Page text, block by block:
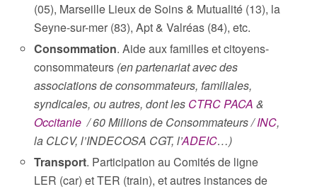
(05), Marseille Lieux de Soins & Mutualité (13), la
Seyne-sur-mer (83), Apt & Valréas (84), etc.
Consommation. Aide aux familles et citoyens-
consommateurs (en partenariat avec des
associations de consommateurs, familiales,
syndicales, ou autres, dont les CTRC PACA &
Occitanie / 60 Millions de Consommateurs /INC,
la CLCV, l’INDECOSA CGT, l’ADEIC…)
Transport. Participation au Comités de ligne
LER (car) et TER (train), et autres instances de